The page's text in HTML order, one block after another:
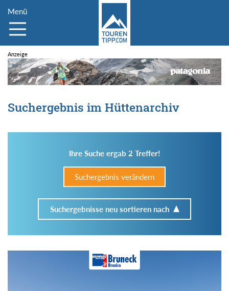
Menü
Suchergebnis im Hüttenarchiv
Ihre Suche ergab 2 Treffer!
Suchergebnis verändern
Suchergebnisse neu sortieren nach
Im Hüttenarchiv suchen